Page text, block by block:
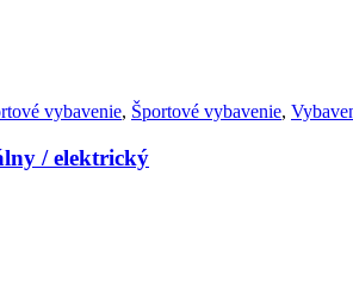
vybavenie, Športové vybavenie,
/ elektrický